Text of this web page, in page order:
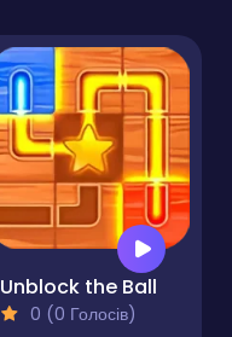
Unblock the Ball
0 (0 Голосів)